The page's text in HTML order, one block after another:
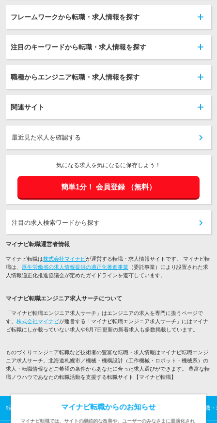
フレームワークから転職・求人情報を探す
注目のキーワードから転職・求人情報を探す
職種からエンジニア転職・求人情報を探す
関連サイト
最近見た求人を確認する
気になる求人を気になるに保存しよう！
簡単1分！ 会員登録 （無料）
注目の求人検索ワードから探す
マイナビ転職運営者情報
マイナビ転職は株式会社マイナビが運営する転職・求人情報サイトです。 マイナビ転
職は、 厚生労働省の求人情報提供の適正化推進事業 （委託事業）により設置された求
人情報適正化推進協議会が定めたガイドラインを遵守しています。
マイナビ転職エンジニア求人サーチについて
「マイナビ転職エンジニア求人サーチ」はエンジニアの求人を専門に扱うページで
す。 株式会社マイナビが運営する「マイナビ転職エンジニア求人サーチ」にはマイナ
ビ転職にしか載っていない求人や8月7日更新の新着求人も多数掲載しています。
ものづくりエンジニア転職など技術者の豊富な転職・求人情報はマイナビ転職エンジ
ニア求人サーチ。北海道札幌市／機械・機構設計（工作機械・ロボット・機械系）の
求人・転職情報などご希望の条件からあなたに合った求人選びができます。 豊富な転
職ノウハウであなたの転職活動を支援する転職サイト【マイナビ転職】
転職TOP ITエンジニアの転職・求人情報TOP ものづくりエンジニアの転職
マイナビ転職からのお知らせ
マイナビ転職では、サイトの継続的な改善や、ユーザーのみなさまに最適化され